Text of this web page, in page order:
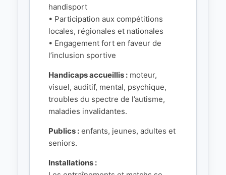
handisport
• Participation aux compétitions
locales, régionales et nationales
• Engagement fort en faveur de
l’inclusion sportive
Handicaps accueillis : moteur,
visuel, auditif, mental, psychique,
troubles du spectre de l’autisme,
maladies invalidantes.
Publics : enfants, jeunes, adultes et
seniors.
Installations :